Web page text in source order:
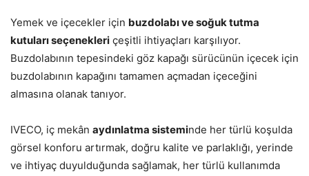
Yemek ve içecekler için buzdolabı ve soğuk tutma
kutuları seçenekleri çeşitli ihtiyaçları karşılıyor.
Buzdolabının tepesindeki göz kapağı sürücünün içecek için
buzdolabının kapağını tamamen açmadan içeceğini
almasına olanak tanıyor.
IVECO, iç mekân aydınlatma sisteminde her türlü koşulda
görsel konforu artırmak, doğru kalite ve parlaklığı, yerinde
ve ihtiyaç duyulduğunda sağlamak, her türlü kullanımda